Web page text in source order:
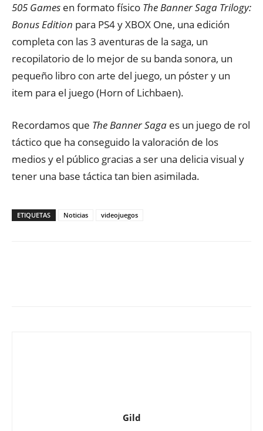
505 Games en formato físico The Banner Saga Trilogy:
Bonus Edition para PS4 y XBOX One, una edición
completa con las 3 aventuras de la saga, un
recopilatorio de lo mejor de su banda sonora, un
pequeño libro con arte del juego, un póster y un
item para el juego (Horn of Lichbaen).
Recordamos que The Banner Saga es un juego de rol
táctico que ha conseguido la valoración de los
medios y el público gracias a ser una delicia visual y
tener una base táctica tan bien asimilada.
ETIQUETAS Noticias videojuegos
Gild